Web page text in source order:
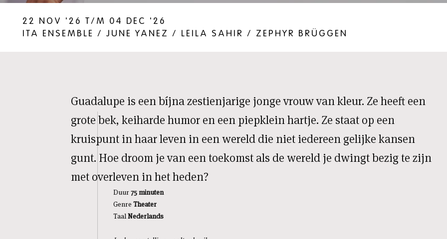
22 NOV '26 T/M 04 DEC '26
ITA ENSEMBLE / JUNE YANEZ / LEILA SAHIR / ZEPHYR BRÜGGEN
Guadalupe is een bíjna zestienjarige jonge vrouw van kleur. Ze heeft een
grote bek, keiharde humor en een piepklein hartje. Ze staat op een
kruispunt in haar leven in een wereld die niet iedereen gelijke kansen
gunt. Hoe droom je van een toekomst als de wereld je dwingt bezig te zijn
met overleven in het heden?
Duur75 minuten
Genre Theater
TaalNederlands